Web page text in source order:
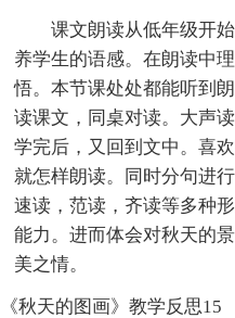
课文朗读从低年级开
养学生的语感。在朗读中
悟。本节课处处都能听到
读课文，同桌对读。大声
学完后，又回到文中。喜
就怎样朗读。同时分句进
速读，范读，齐读等多种
能力。进而体会对秋天的
美之情。
《秋天的图画》教学反思15